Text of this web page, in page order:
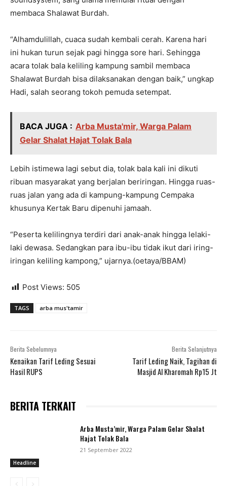
00:00
membaca Shalawat Burdah.
“Alhamdulillah, cuaca sudah kembali cerah. Karena hari
ini hukan turun sejak pagi hingga sore hari. Sehingga
acara tolak bala keliling kampung sambil membaca
Shalawat Burdah bisa dilaksanakan dengan baik,” ungkap
Hadi, salah seorang tokoh pemuda setempat.
BACA JUGA : Arba Musta'mir, Warga Palam
Gelar Shalat Hajat Tolak Bala
Lebih istimewa lagi sebut dia, tolak bala kali ini dikuti
ribuan masyarakat yang berjalan beriringan. Hingga ruas-
ruas jalan yang ada di kampung-kampung Cempaka
khusunya Kertak Baru dipenuhi jamaah.
“Peserta kelilingnya terdiri dari anak-anak hingga lelaki-
laki dewasa. Sedangkan para ibu-ibu tidak ikut dari iring-
iringan keliling kampong,” ujarnya.(oetaya/BBAM)
Post Views: 505
TAGS arba mus'tamir
Berita Sebelumnya
Kenaikan Tarif Leding Sesuai
Hasil RUPS
Berita Selanjutnya
Tarif Leding Naik, Tagihan di
Masjid Al Kharomah Rp15 Jt
BERITA TERKAIT
Headline
Arba Musta’mir, Warga Palam Gelar Shalat
Hajat Tolak Bala
21 September 2022